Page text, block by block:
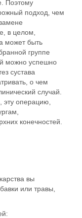
Поэтому
подход, чем
в целом,
может быть
группе
можно успешно
сустава
о чем
случай.
эту операцию,
конечностей.
вы
или травы,